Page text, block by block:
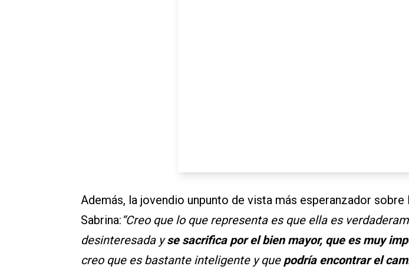
Además, la jovendio unpunto de vista más esperanzador
Sabrina:“Creo que lo que representa es que ella es
desinteresada yse sacrifica por el bien mayor, que es muy
creo que es bastante inteligente y quepodría encontrar el